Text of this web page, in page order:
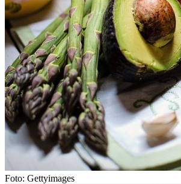
Foto: Gettyimages